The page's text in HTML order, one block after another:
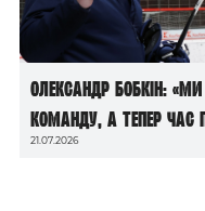
Олександр Бобкін:
команду, а тепер час
21.07.2026